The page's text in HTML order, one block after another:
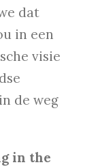
dat
in een
visie
de weg
in the